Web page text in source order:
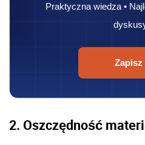
Praktyczna wiedza •
Zapisz
2. Oszczędność